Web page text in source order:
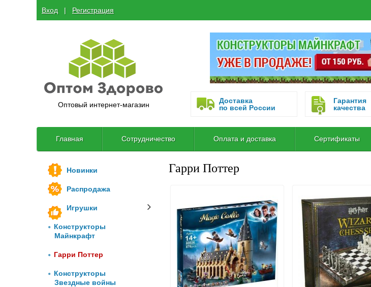
Вход
  |
Регистрация
Оптовый интернет-магазин
Доставка
по всей России
Гарантия
качества
Главная Сотрудничество Оплата и доставка Сертификаты
Новинки
Распродажа
Игрушки
Конструкторы
Майнкрафт
Гарри Поттер
Конструкторы
Звездные войны
Гарри Поттер